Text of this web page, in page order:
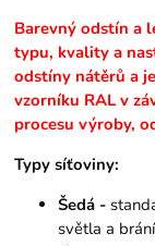
Barevný odstín a
typu, kvality a
odstíny nátěrů a
vzorníku RAL v
procesu výroby,
Typy síťoviny:
Šedá -
světla a